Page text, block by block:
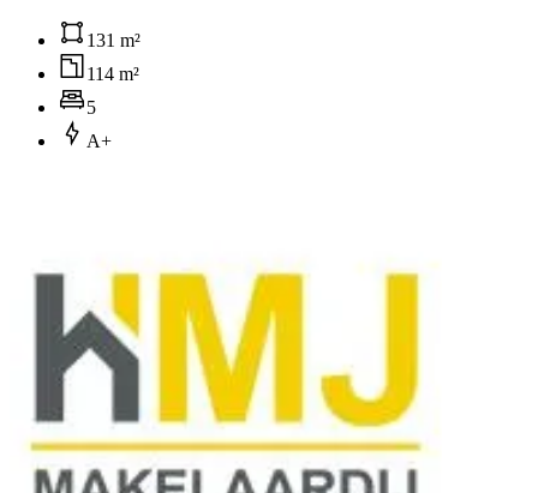
131 m²
114 m²
5
A+